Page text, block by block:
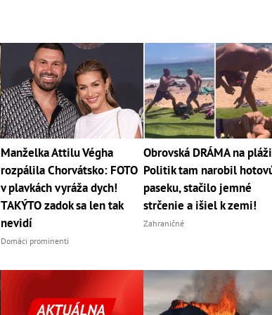
Manželka Attilu Végha
rozpálila Chorvátsko: FOTO
v plavkách vyráža dych!
TAKÝTO zadok sa len tak
nevidí
Domáci prominenti
Obrovská DRÁMA na
Politik tam narobil
paseku, stačilo jemné
strčenie a išiel k zemi!
Zahraničné